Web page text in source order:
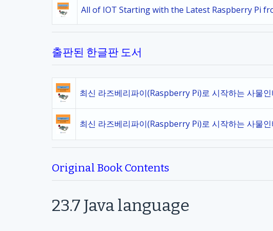
All of IOT Starting with the Latest Raspberry Pi
출판된 한글판 도서
최신 라즈베리파이(Raspberry Pi)로 시작하는 사물
최신 라즈베리파이(Raspberry Pi)로 시작하는 사물
Original Book Contents
23.7 Java language